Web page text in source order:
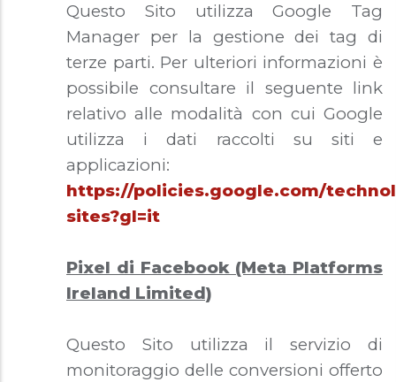
Questo Sito utilizza Google Tag
Manager per la gestione dei tag di
terze parti. Per ulteriori informazioni è
possibile consultare il seguente link
relativo alle modalità con cui Google
utilizza i dati raccolti su siti e
applicazioni:
https://policies.google.com/
sites?gl=it
Pixel di Facebook (Meta Platforms
Ireland Limited)
Questo Sito utilizza il servizio di
monitoraggio delle conversioni offerto